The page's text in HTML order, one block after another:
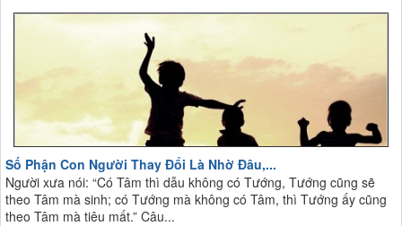
Số Phận Con Người Thay Đổi Là Nhờ Đâu,...
Người xưa nói: “Có Tâm thì dẫu không có Tướng, Tướng cũng sẽ
theo Tâm mà sinh; có Tướng mà không có Tâm, thì Tướng ấy cũng
theo Tâm mà tiêu mất.” Câu...